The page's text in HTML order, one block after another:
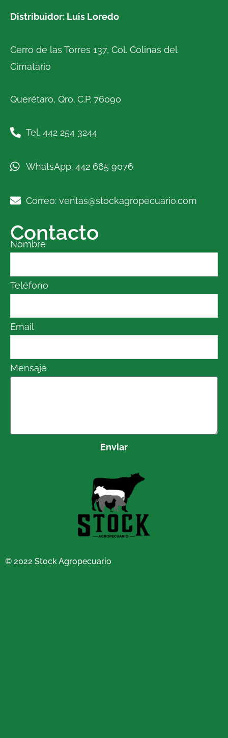
Distribuidor: Luis Loredo
Cerro de las Torres 137, Col. Colinas del
Cimatario
Querétaro, Qro. C.P. 76090
Tel. 442 254 3244
WhatsApp. 442 665 9076
Correo: ventas@stockagropecuario.com
Contacto
Nombre
Teléfono
Email
Mensaje
Enviar
© 2022 Stock Agropecuario